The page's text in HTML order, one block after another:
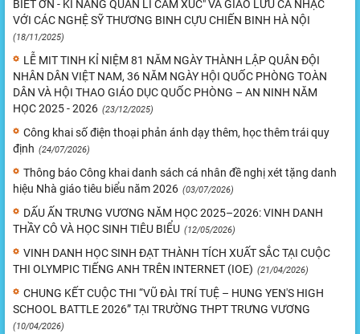
BIẾT ƠN - KĨ NĂNG QUẢN LÍ CẢM XÚC" VÀ GIAO LƯU CA NHẠC
VỚI CÁC NGHỆ SỸ THƯƠNG BINH CỰU CHIẾN BINH HÀ NỘI
(18/11/2025)
LỄ MIT TINH KỈ NIỆM 81 NĂM NGÀY THÀNH LẬP QUÂN ĐỘI
NHÂN DÂN VIỆT NAM, 36 NĂM NGÀY HỘI QUỐC PHÒNG TOÀN
DÂN VÀ HỘI THAO GIÁO DỤC QUỐC PHÒNG – AN NINH NĂM
HỌC 2025 - 2026 (23/12/2025)
Công khai số điện thoại phản ánh dạy thêm, học thêm trái quy
định (24/07/2026)
Thông báo Công khai danh sách cá nhân đề nghị xét tặng danh
hiệu Nhà giáo tiêu biểu năm 2026 (03/07/2026)
DẤU ẤN TRƯNG VƯƠNG NĂM HỌC 2025–2026: VINH DANH
THẦY CÔ VÀ HỌC SINH TIÊU BIỂU (12/05/2026)
VINH DANH HỌC SINH ĐẠT THÀNH TÍCH XUẤT SẮC TẠI CUỘC
THI OLYMPIC TIẾNG ANH TRÊN INTERNET (IOE) (21/04/2026)
CHUNG KẾT CUỘC THI “VŨ ĐÀI TRÍ TUỆ – HUNG YEN'S HIGH
SCHOOL BATTLE 2026” TẠI TRƯỜNG THPT TRƯNG VƯƠNG
(10/04/2026)